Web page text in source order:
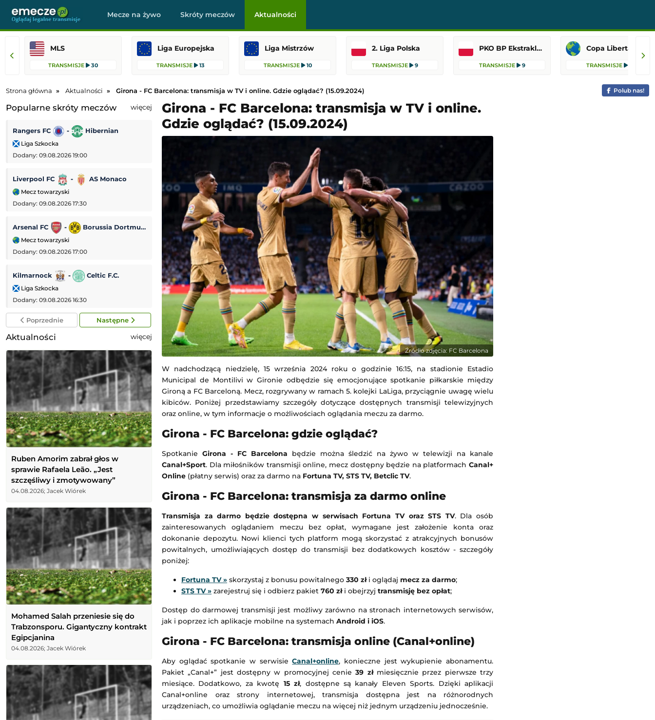
Mecze na żywo Skróty meczów Aktualności
MLS
TRANSMISJE 30
Liga Europejska
TRANSMISJE 13
Liga Mistrzów
TRANSMISJE 10
2. Liga Polska
TRANSMISJE 9
PKO BP Ekstraklasa
TRANSMISJE 9 TRANSMISJE 8
Strona główna Aktualności Girona - FC Barcelona: transmisja w TV i online. Gdzie oglądać? (15.09.2024) Polub nas!
Popularne skróty meczów więcej
Rangers FC - Hibernian
Liga Szkocka
Dodany: 09.08.2026 19:00
Liverpool FC - AS Monaco
Mecz towarzyski
Dodany: 09.08.2026 17:30
Arsenal FC - Borussia Dortmund
Mecz towarzyski
Dodany: 09.08.2026 17:00
Kilmarnock - Celtic F.C.
Liga Szkocka
Dodany: 09.08.2026 16:30
PEC Zwolle - Ajax Amsterdam
Manchester City Atlético Madryt
Mecz towarzyski
Dodany: 09.08.2026 15:00
Sparta Rotterdam - Feyenoord Rotterdam
Eredivisie (Liga Holenderska)
Dodany: 09.08.2026 14:15
Inter Miami - CF Monterrey
Leagues Cup MLS Liga MX
Dodany: 09.08.2026 4:00
New England Revolution
Dodany: 09.08.2026 0:30
Udinese - FC Barcelona
Mecz towarzyski
Dodany: 09.08.2026 0:00
Estrela - Sporting CP
Liga Portugalska
Dodany: 08.08.2026 23:30
SSC Napoli - Celta Vigo
Mecz towarzyski
Dodany: 08.08.2026 23:00
Poprzednie Następne
Aktualności więcej
Ruben Amorim zabrał głos w
sprawie Rafaela Leão. „Jest
szczęśliwy i zmotywowany”
04.08.2026; Jacek Wiórek
Mohamed Salah przeniesie się do
Trabzonsporu. Gigantyczny kontrakt
Egipcjanina
04.08.2026; Jacek Wiórek
Girona - FC Barcelona: transmisja w TV i online.
Gdzie oglądać? (15.09.2024)
Źródło zdjęcia: FC Barcelona
W nadchodzącą niedzielę, 15 września 2024 roku o godzinie 16:15, na stadionie Estadio
Municipal de Montilivi w Gironie odbędzie się emocjonujące spotkanie piłkarskie między
Gironą a FC Barceloną. Mecz, rozgrywany w ramach 5. kolejki LaLiga, przyciągnie uwagę wielu
kibiców. Poniżej przedstawiamy szczegóły dotyczące dostępnych transmisji telewizyjnych
oraz online, w tym informacje o możliwościach oglądania meczu za darmo.
Girona - FC Barcelona: gdzie oglądać?
Spotkanie Girona - FC Barcelona będzie można śledzić na żywo w telewizji na kanale
Canal+Sport. Dla miłośników transmisji online, mecz dostępny będzie na platformach Canal+
Online (płatny serwis) oraz za darmo na Fortuna TV, STS TV, Betclic TV.
Girona - FC Barcelona: transmisja za darmo online
Transmisja za darmo będzie dostępna w serwisach Fortuna TV oraz STS TV. Dla osób
zainteresowanych oglądaniem meczu bez opłat, wymagane jest założenie konta oraz
dokonanie depozytu. Nowi klienci tych platform mogą skorzystać z atrakcyjnych bonusów
powitalnych, umożliwiających dostęp do transmisji bez dodatkowych kosztów - szczegóły
poniżej:
Fortuna TV» skorzystaj z bonusu powitalnego 330 złi oglądaj mecz za darmo;
STS TV» zarejestruj się i odbierz pakiet 760 złi obejrzyj transmisję bez opłat;
Dostęp do darmowej transmisji jest możliwy zarówno na stronach internetowych serwisów,
jak i poprzez ich aplikacje mobilne na systemach Android i iOS.
Girona - FC Barcelona: transmisja online (Canal+online)
Aby oglądać spotkanie w serwisieCanal+online, konieczne jest wykupienie abonamentu.
Pakiet „Canal+” jest dostępny w promocyjnej cenie39 złmiesięcznie przez pierwsze trzy
miesiące. Dodatkowo, za kwotę 15 zł, dostępne są kanały Eleven Sports. Dzięki aplikacji
Canal+online oraz strony internetowej, transmisja dostępna jest na różnorodnych
urządzeniach, co umożliwia oglądanie meczu na więcej niż jednym urządzeniu jednocześnie.